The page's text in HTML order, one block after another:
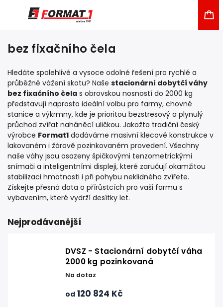
bez fixačního čela
Hledáte spolehlivé a vysoce odolné řešení pro rychlé a
průběžné vážení skotu? Naše stacionární dobytčí váhy
bez fixačního čela s obrovskou nosností do 2000 kg
představují naprosto ideální volbu pro farmy, chovné
stanice a výkrmny, kde je prioritou bezstresový a plynulý
průchod zvířat naháněcí uličkou. Jakožto tradiční český
výrobce Format1 dodáváme masivní klecové konstrukce v
lakovaném i žárově pozinkovaném provedení. Všechny
naše váhy jsou osazeny špičkovými tenzometrickými
snímači a inteligentními displeji, které zaručují okamžitou
stabilizaci hmotnosti i při pohybu neklidného zvířete.
Získejte přesná data o přírůstcích pro vaši farmu s
vybavením, které vydrží desítky let.
Nejprodávanější
DVSZ - Stacionární dobytčí váha
2000 kg pozinkovaná
Na dotaz
od 120 824 Kč